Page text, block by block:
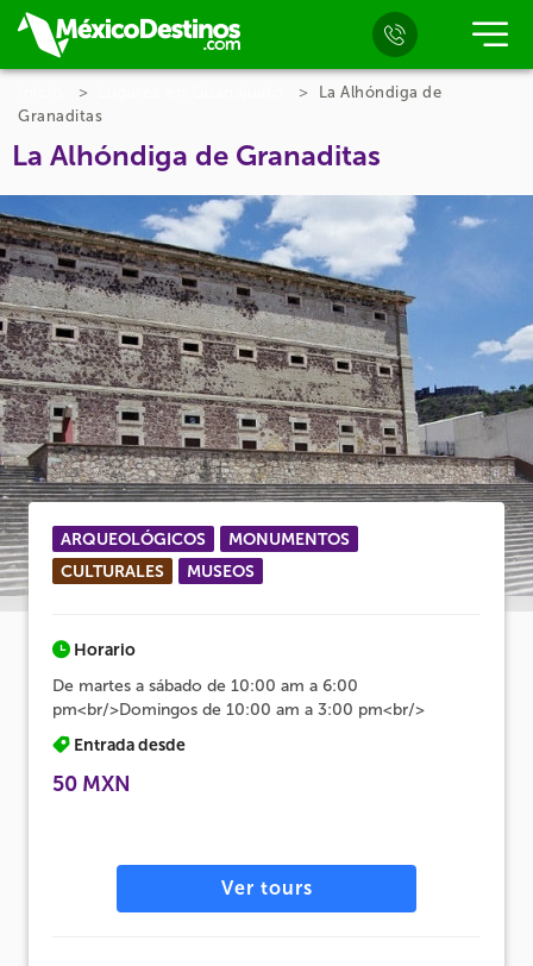
La Alhóndiga de
Granaditas
La Alhóndiga de Granaditas
ARQUEOLÓGICOS
MONUMENTOS
CULTURALES
MUSEOS
Horario
De martes a sábado de 10:00 am a 6:00
pm<br/>Domingos de 10:00 am a 3:00 pm<br/>
Entrada desde
50 MXN
Ver tours